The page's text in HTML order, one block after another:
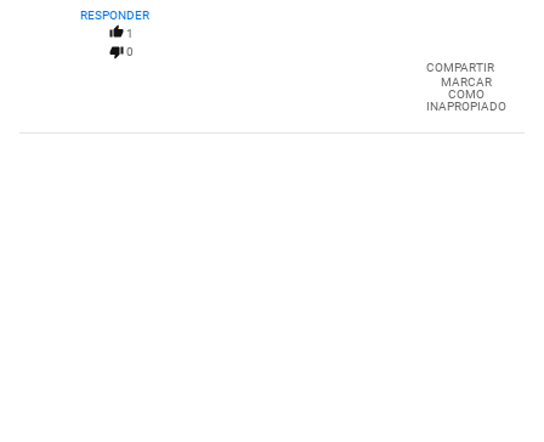
RESPONDER
1
0
COMPARTIR
MARCAR
COMO
INAPROPIADO